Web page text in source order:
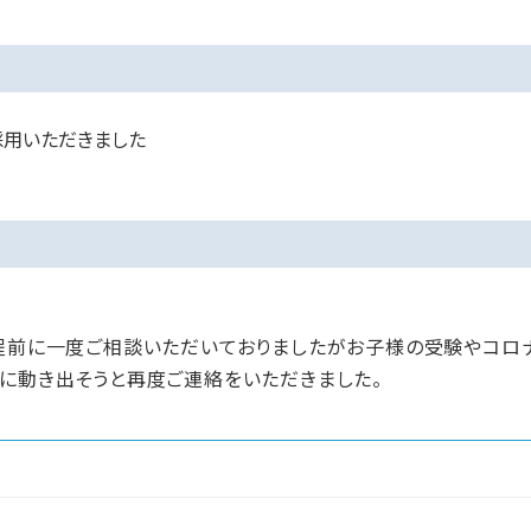
いただきました
前に一度ご相談いただいておりましたがお子様の受験やコロ
動き出そうと再度ご連絡をいただきました。